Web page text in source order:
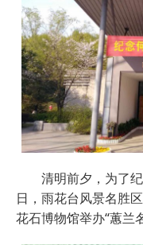
清明前夕，为了
日，雨花台风景名胜
花石博物馆举办“蕙兰